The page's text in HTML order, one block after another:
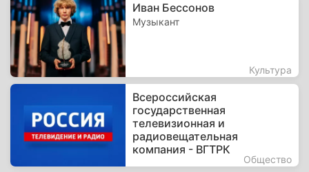
Иван Бессонов
Музыкант
Культура
Всероссийская
государственная
телевизионная и
радиовещательная
компания - ВГТРК
Общество